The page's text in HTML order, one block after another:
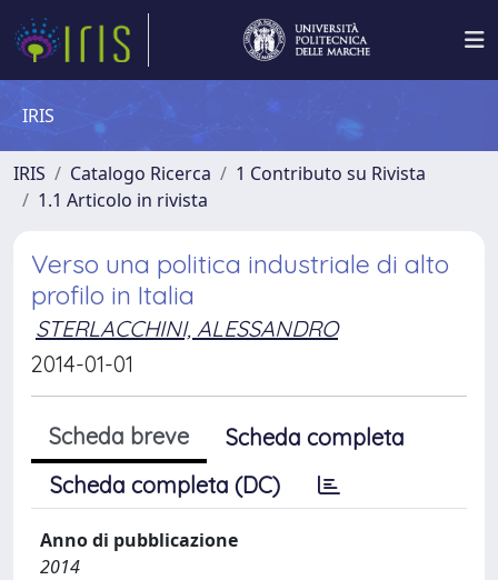
IRIS
IRIS Catalogo Ricerca
1 Contributo su Rivista
1.1 Articolo in rivista
Verso una politica industriale di alto
profilo in Italia
STERLACCHINI, ALESSANDRO
2014-01-01
Scheda breve
Scheda completa
Scheda completa (DC)
Anno di pubblicazione
2014